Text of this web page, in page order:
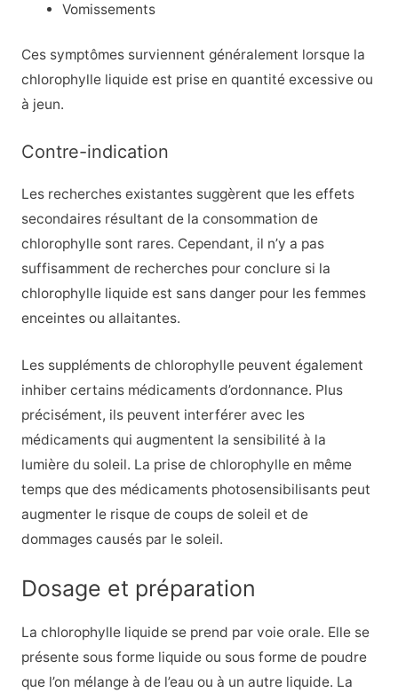
Vomissements
Ces symptômes surviennent généralement lorsque la
chlorophylle liquide est prise en quantité excessive ou
à jeun.
Contre-indication
Les recherches existantes suggèrent que les effets
secondaires résultant de la consommation de
chlorophylle sont rares. Cependant, il n’y a pas
suffisamment de recherches pour conclure si la
chlorophylle liquide est sans danger pour les femmes
enceintes ou allaitantes.
Les suppléments de chlorophylle peuvent également
inhiber certains médicaments d’ordonnance. Plus
précisément, ils peuvent interférer avec les
médicaments qui augmentent la sensibilité à la
lumière du soleil. La prise de chlorophylle en même
temps que des médicaments photosensibilisants peut
augmenter le risque de coups de soleil et de
dommages causés par le soleil.
Dosage et préparation
La chlorophylle liquide se prend par voie orale. Elle se
présente sous forme liquide ou sous forme de poudre
que l’on mélange à de l’eau ou à un autre liquide. La